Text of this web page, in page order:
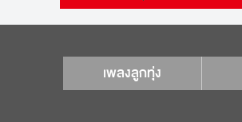
เพลงลูกทุ่ง